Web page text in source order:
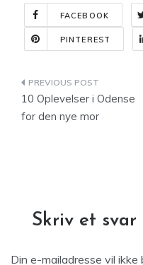
FACEBOOK
PINTEREST
10 Oplevelser i Odense
for den nye mor
Skriv et svar
Din e-mailadresse vil ikke